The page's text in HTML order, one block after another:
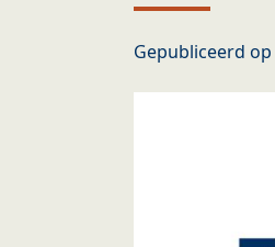
Gepubliceerd op